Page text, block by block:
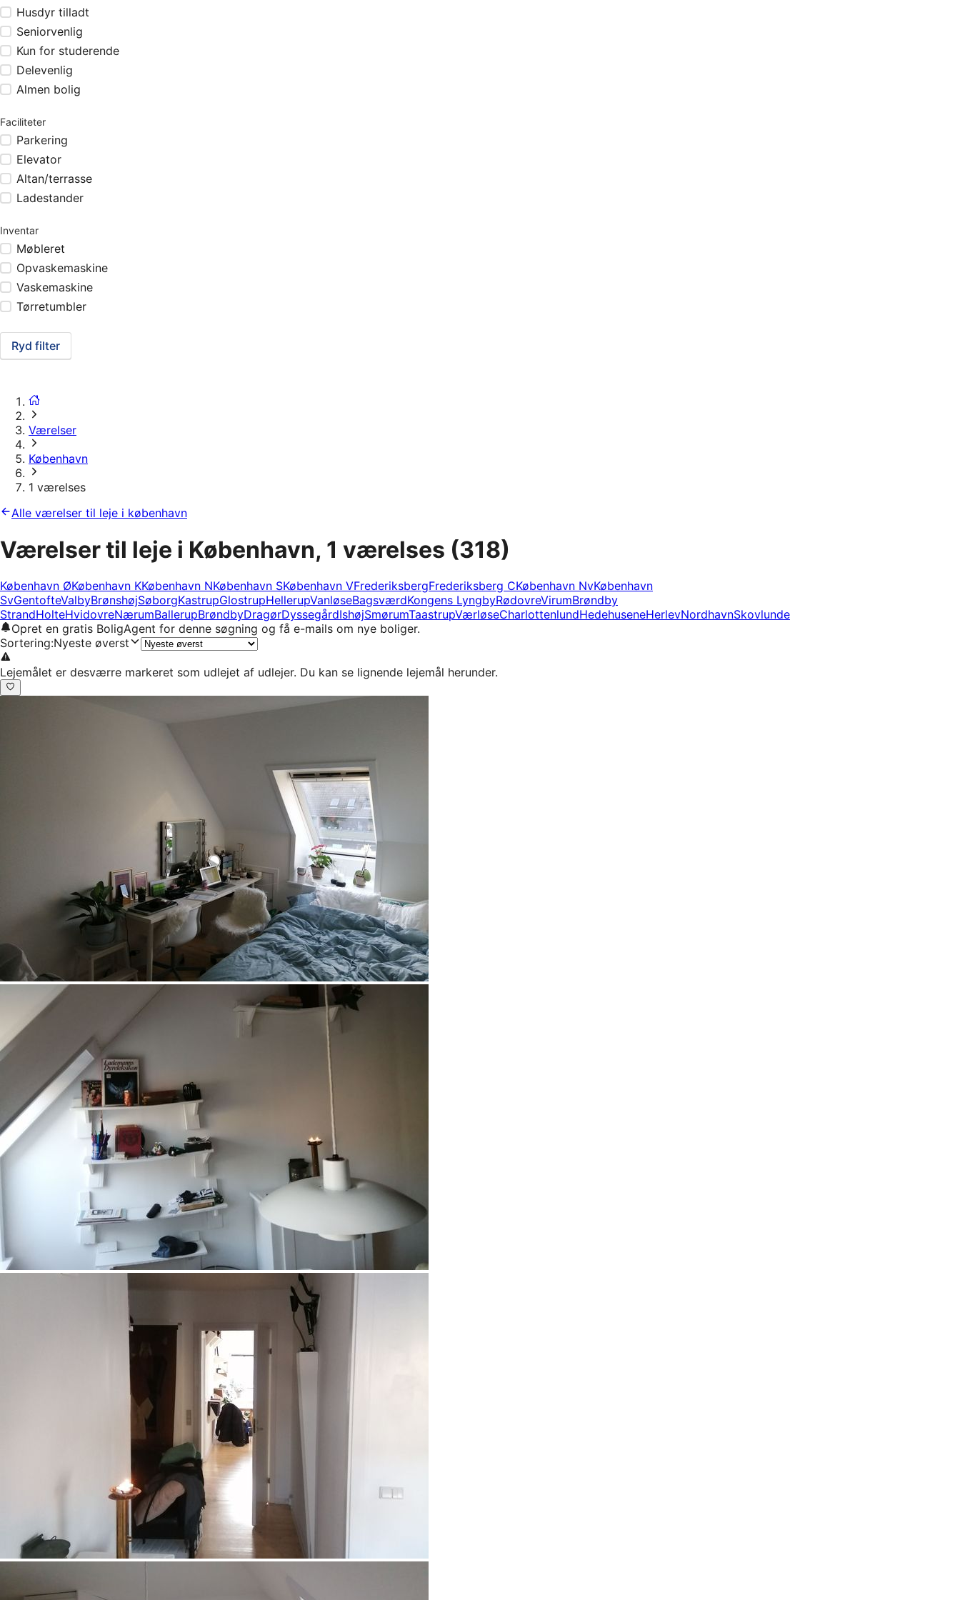
Husdyr tilladt
Seniorvenlig
Kun for studerende
Delevenlig
Almen bolig
Faciliteter
Parkering
Elevator
Altan/terrasse
Ladestander
Inventar
Møbleret
Opvaskemaskine
Vaskemaskine
Tørretumbler
Ryd filter
Værelser
København
1 værelses
Alle værelser til leje i københavn
Værelser til leje i København, 1 værelses (318)
København ØKøbenhavn KKøbenhavn NKøbenhavn SKøbenhavn VFrederiksbergFrederiksberg CKøbenhavn NvKøbenhavn
SvGentofteValbyBrønshøjSøborgKastrupGlostrupHellerupVanløseBagsværdKongens LyngbyRødovreVirumBrøndby
StrandHolteHvidovreNærumBallerupBrøndbyDragørDyssegårdIshøjSmørumTaastrupVærløseCharlottenlundHedehuseneHerlevNordhavnSkovlunde
Opret en gratis BoligAgent for denne søgning og få e-mails om nye boliger.
Sortering:Nyeste øverst
Lejemålet er desværre markeret som udlejet af udlejer. Du kan se lignende lejemål herunder.